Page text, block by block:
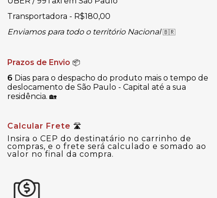
Transportadora - R$180,00
Enviamos para todo o território Nacional🇧🇷
Prazos de Envio 📦
6 Dias para o despacho do produto mais o tempo de
deslocamento de São Paulo - Capital até a sua
residência. 🏡
Calcular Frete 🛣
Insira o CEP do destinatário no carrinho de
compras, e o frete será calculado e somado ao
valor no final da compra.